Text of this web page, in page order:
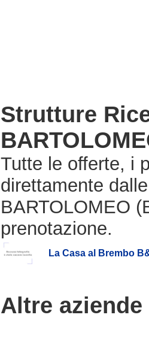
Strutture
Tutte le offerte, i
direttamente
BARTOLOMEO
prenotazione.
La Casa al Brembo
Altre